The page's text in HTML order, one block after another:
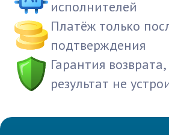
исполнителей
Платёж только
подтверждения
Гарантия возврата,
результат не